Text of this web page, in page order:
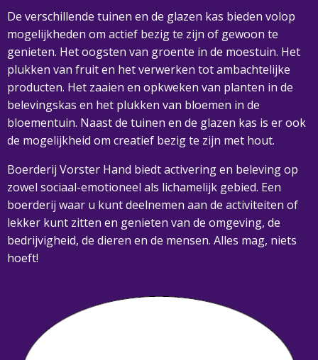
De verschillende tuinen en de glazen kas bieden volop
mogelijkheden om actief bezig te zijn of gewoon te
genieten. Het oogsten van groente in de moestuin. Het
plukken van fruit en het verwerken tot ambachtelijke
producten. Het zaaien en opkweken van planten in de
belevingskas en het plukken van bloemen in de
bloementuin. Naast de tuinen en de glazen kas is er ook
de mogelijkheid om creatief bezig te zijn met hout.
Boerderij Vorster Hand biedt activering en beleving op
zowel sociaal-emotioneel als lichamelijk gebied. Een
boerderij waar u kunt deelnemen aan de activiteiten of
lekker kunt zitten en genieten van de omgeving, de
bedrijvigheid, de dieren en de mensen. Alles mag, niets
hoeft!